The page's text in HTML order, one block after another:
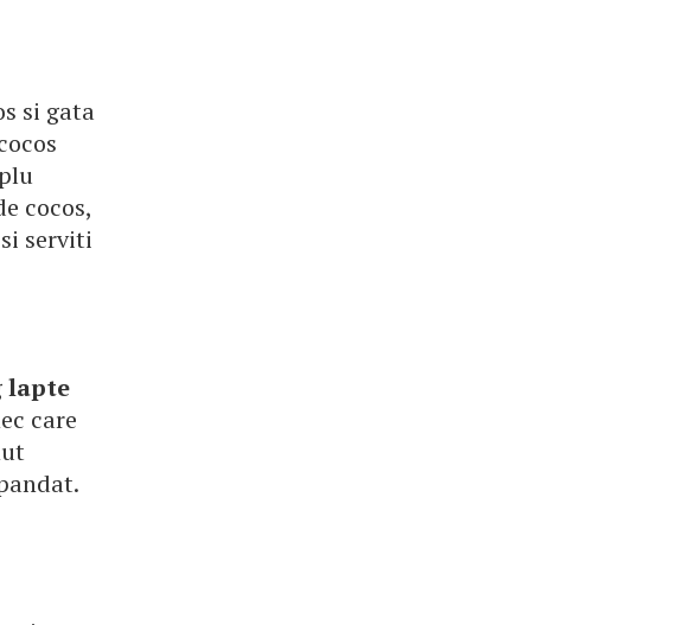
si gata
cocos,
serviti
lapte
care